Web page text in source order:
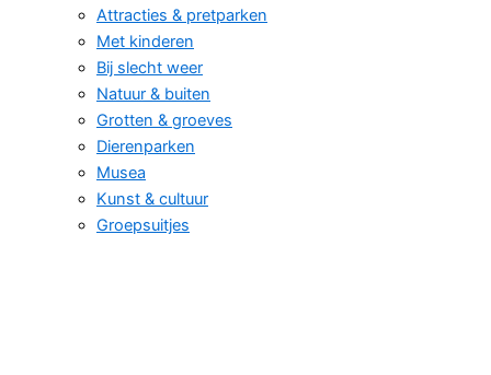
Attracties & pretparken
Met kinderen
Bij slecht weer
Natuur & buiten
Grotten & groeves
Dierenparken
Musea
Kunst & cultuur
Groepsuitjes